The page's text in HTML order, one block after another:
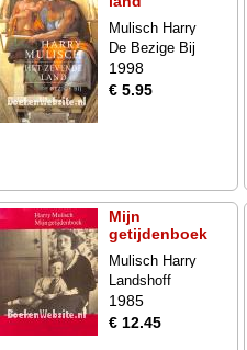
Mulisch Harry
De Bezige Bij
1998
€ 5.95
Mijn
getijdenboek
Mulisch Harry
Landshoff
1985
€ 12.45